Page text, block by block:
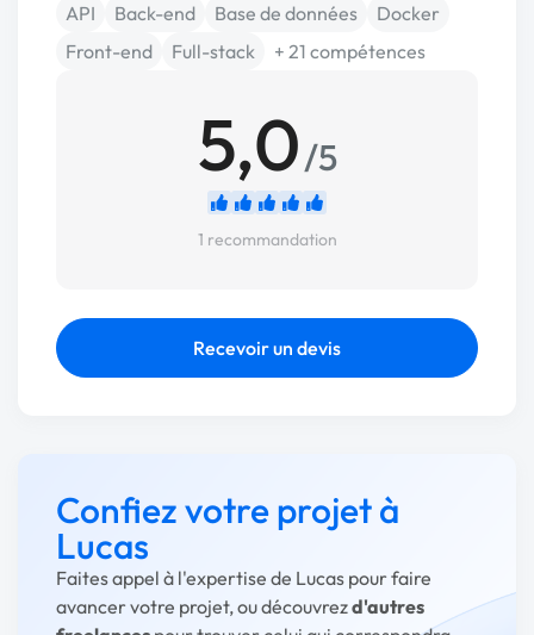
API Back-end Base de données
Docker
Front-end
Full-stack + 21 compétences
5,0/5
1 recommandation
Recevoir un devis
Confiez votre projet à
Lucas
Faites appel à l'expertise de Lucas pour faire
avancer votre projet, ou découvrezd'autres